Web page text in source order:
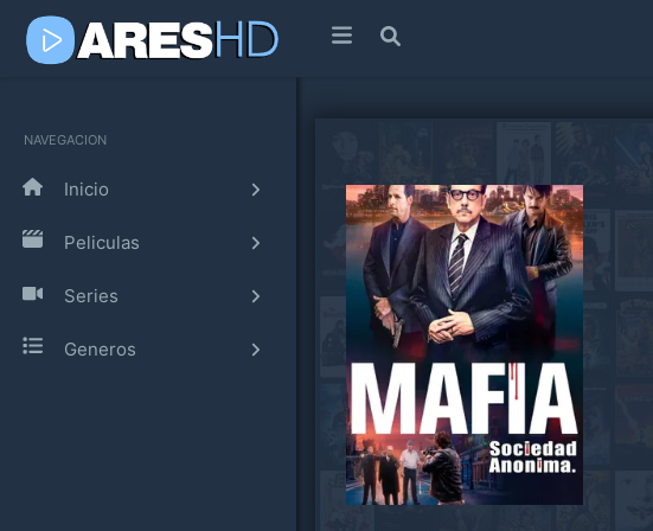
NAVEGACION
Inicio
Peliculas
Series
Generos